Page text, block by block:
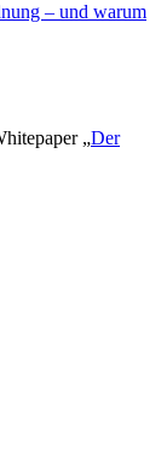
– und warum
„Der